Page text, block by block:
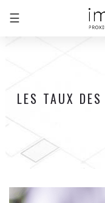
☰
LES TAUX